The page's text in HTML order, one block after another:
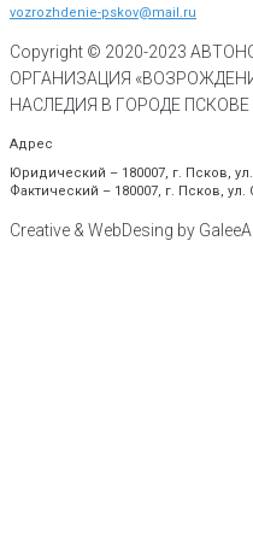
vozrozhdenie-pskov@mail.ru
Copyright © 2020-2023
ОРГАНИЗАЦИЯ
НАСЛЕДИЯ В ГОРОДЕ
Адрес
Юридический – 180007, г. Псков,
Фактический – 180007, г. Псков, ул.
Creative & WebDesing by